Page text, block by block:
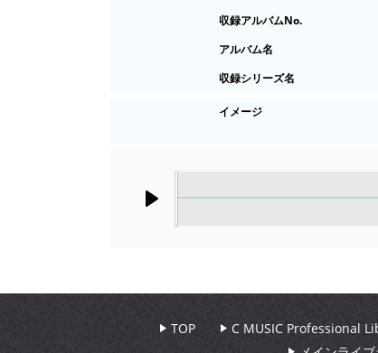
収録アルバムNo.
アルバム名
収録シリーズ名
イメージ
TOP C MUSIC Professional